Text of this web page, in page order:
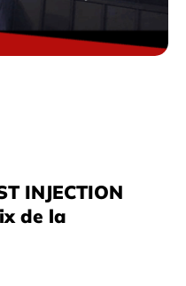
INJECTION
de la